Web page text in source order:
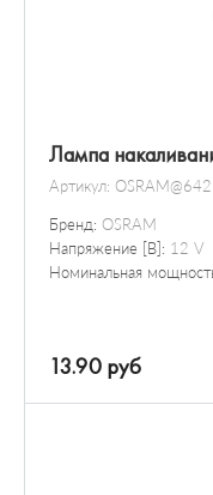
Лампа
Артикул:
Бренд: OSRAM
Напряжение [В]: 12 V
Номинальная
13.90 руб